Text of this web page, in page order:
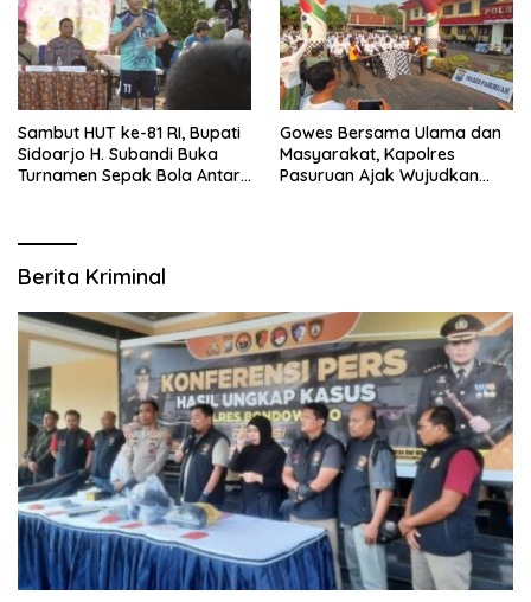
Sambut HUT ke-81 RI, Bupati
Sidoarjo H. Subandi Buka
Turnamen Sepak Bola Antar
Gowes Bersama Ulama dan
Masyarakat, Kapolres
Pasuruan Ajak Wujudkan
Berita Kriminal